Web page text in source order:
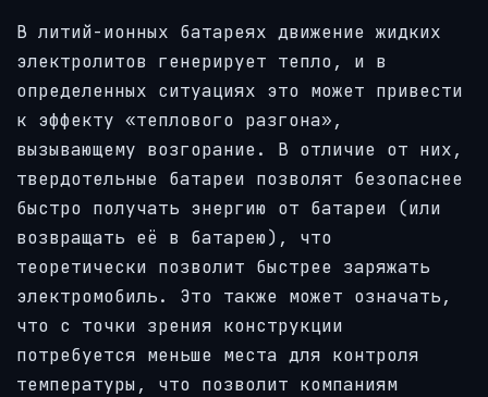
В литий-ионных батареях движение жидких
электролитов генерирует тепло, и в
определенных ситуациях это может привести
к эффекту «теплового разгона»,
вызывающему возгорание. В отличие от них,
твердотельные батареи позволят безопаснее
быстро получать энергию от батареи (или
возвращать её в батарею), что
теоретически позволит быстрее заряжать
электромобиль. Это также может означать,
что с точки зрения конструкции
потребуется меньше места для контроля
температуры, что позволит компаниям